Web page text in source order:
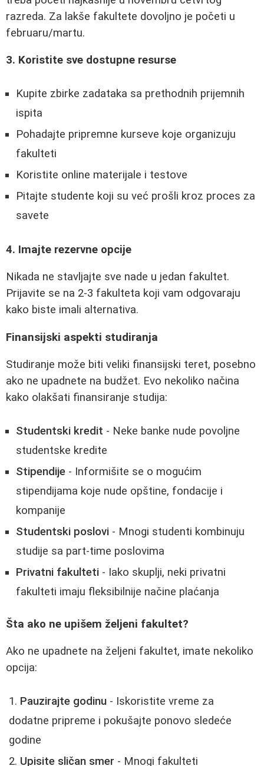
razreda. Za lakše fakultete dovoljno je početi u
februaru/martu.
3. Koristite sve dostupne resurse
Kupite zbirke zadataka sa prethodnih prijemnih
ispita
Pohadajte pripremne kurseve koje organizuju
fakulteti
Koristite online materijale i testove
Pitajte studente koji su već prošli kroz proces za
savete
4. Imajte rezervne opcije
Nikada ne stavljajte sve nade u jedan fakultet.
Prijavite se na 2-3 fakulteta koji vam odgovaraju
kako biste imali alternativa.
Finansijski aspekti studiranja
Studiranje može biti veliki finansijski teret, posebno
ako ne upadnete na budžet. Evo nekoliko načina
kako olakšati finansiranje studija:
Studentski kredit - Neke banke nude povoljne
studentske kredite
Stipendije - Informišite se o mogućim
stipendijama koje nude opštine, fondacije i
kompanije
Studentski poslovi - Mnogi studenti kombinuju
studije sa part-time poslovima
Privatni fakulteti - Iako skuplji, neki privatni
fakulteti imaju fleksibilnije načine plaćanja
Šta ako ne upišem željeni fakultet?
Ako ne upadnete na željeni fakultet, imate nekoliko
opcija:
Pauzirajte godinu - Iskoristite vreme za
dodatne pripreme i pokušajte ponovo sledeće
godine
Upisite sličan smer - Mnogi fakulteti